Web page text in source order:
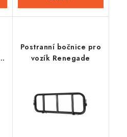
Postranní bočnice pro
vozík Renegade